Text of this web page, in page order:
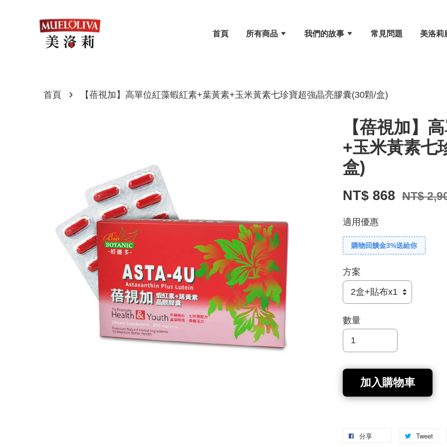
首頁 所有商品 我們的故事 常見問題 美洛莉
首頁 › 【蓓視加】高單位紅藻蝦紅素+葉黃素+玉米黃素七珍寶超強晶亮膠囊(30顆/盒)
【蓓視加】
+玉米黃素七
盒)
NT$ 868 NT$
適用優惠
購物回饋金3%送給你
方案
數量
加入購物車
分享 Tweet